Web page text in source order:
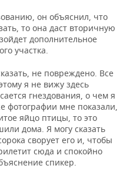
он объяснил, что
то она даст вторичную
дополнительное
участка.
не повреждено. Все
я не вижу здесь
гнездования, о чем я
фотографии мне показали,
яйцо птицы, то это
дома. Я могу сказать
сворует его и, чтобы
сюда и спокойно
спикер.